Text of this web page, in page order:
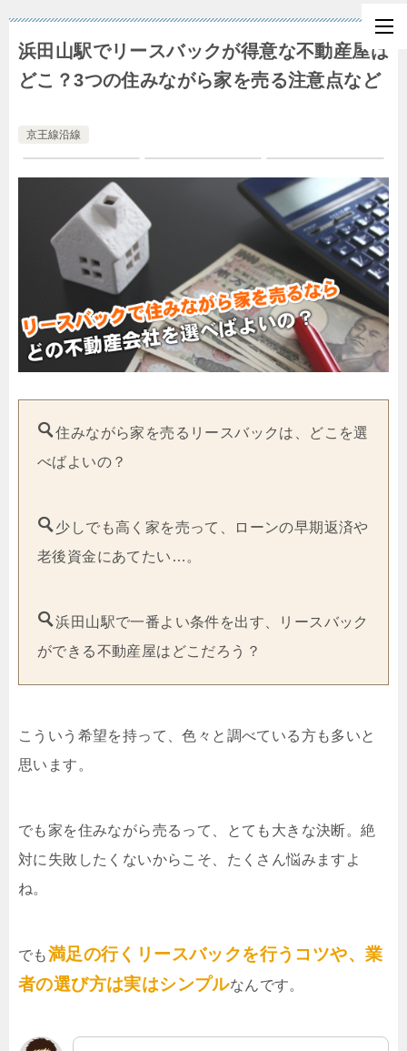
浜田山駅でリースバックが得意な不動産屋は
どこ？3つの住みながら家を売る注意点など
京王線沿線
住みながら家を売るリースバックは、どこを選
べばよいの？
少しでも高く家を売って、ローンの早期返済や
老後資金にあてたい…。
浜田山駅で一番よい条件を出す、リースバック
ができる不動産屋はどこだろう？
こういう希望を持って、色々と調べている方も多いと
思います。
でも家を住みながら売るって、とても大きな決断。絶
対に失敗したくないからこそ、たくさん悩みますよ
ね。
でも満足の行くリースバックを行うコツや、業
者の選び方は実はシンプルなんです。